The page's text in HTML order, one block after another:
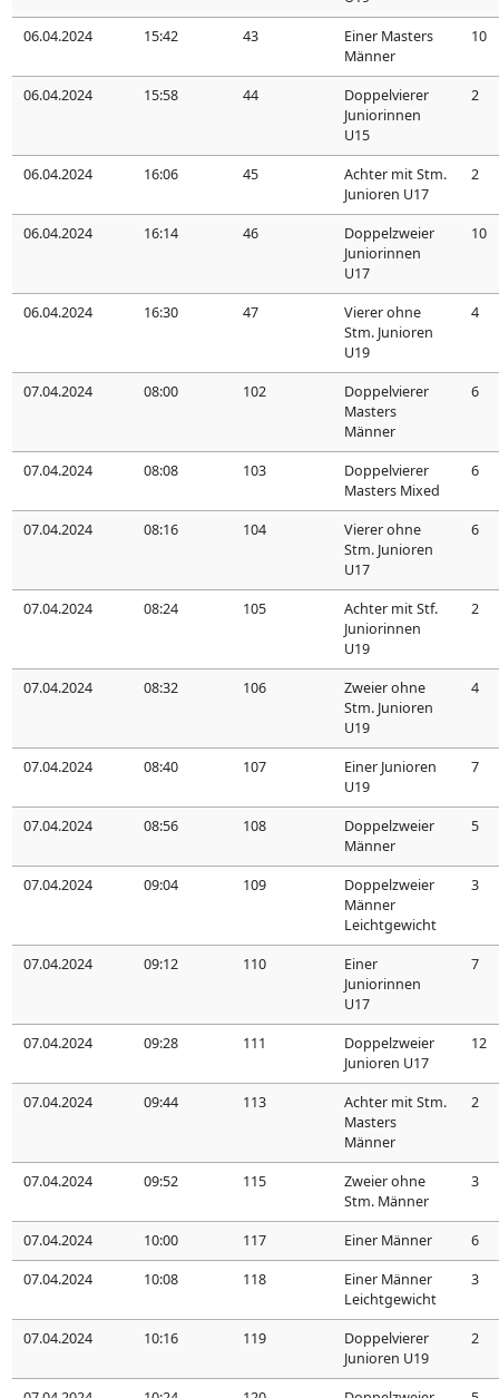
06.04.2024 15:42 43
Einer Masters
Männer
10
06.04.2024 15:58 44
Doppelvierer
Juniorinnen
U15
2
06.04.2024 16:06 45
Achter mit Stm.
Junioren U17
2
06.04.2024 16:14 46
Doppelzweier
Juniorinnen
U17
10
06.04.2024 16:30 47
Vierer ohne
Stm. Junioren
U19
4
07.04.2024 08:00 102
Doppelvierer
Masters
Männer
6
07.04.2024 08:08 103
Doppelvierer
Masters Mixed
6
07.04.2024 08:16 104
Vierer ohne
Stm. Junioren
U17
6
07.04.2024 08:24 105
Achter mit Stf.
Juniorinnen
U19
2
07.04.2024 08:32 106
Zweier ohne
Stm. Junioren
U19
4
07.04.2024 08:40 107
Einer Junioren
U19
7
07.04.2024 08:56 108
Doppelzweier
Männer
5
07.04.2024 09:04 109
Doppelzweier
Männer
Leichtgewicht
3
07.04.2024 09:12 110
Einer
Juniorinnen
U17
7
07.04.2024 09:28 111
Doppelzweier
Junioren U17
12
07.04.2024 09:44 113
Achter mit Stm.
Masters
Männer
2
07.04.2024 09:52 115
Zweier ohne
Stm. Männer
3
07.04.2024 10:00 117 Einer Männer 6
07.04.2024 10:08 118
Einer Männer
Leichtgewicht
3
07.04.2024 10:16 119
Doppelvierer
Junioren U19
2